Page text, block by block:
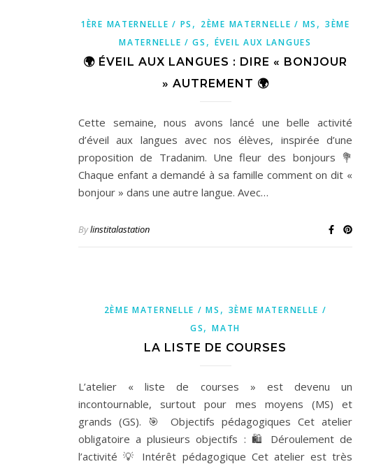
1ÈRE MATERNELLE / PS , 2ÈME MATERNELLE / MS ,3ÈME
MATERNELLE / GS , ÉVEIL AUX LANGUES
🌍 ÉVEIL AUX LANGUES : DIRE « BONJOUR
» AUTREMENT 🌍
Cette semaine, nous avons lancé une belle activité
d’éveil aux langues avec nos élèves, inspirée d’une
proposition de Tradanim. Une fleur des bonjours 💐
Chaque enfant a demandé à sa famille comment on dit «
bonjour » dans une autre langue. Avec…
Bylinstitalastation
2ÈME MATERNELLE / MS , 3ÈME MATERNELLE /
GS,MATH
LA LISTE DE COURSES
L’atelier « liste de courses » est devenu un
incontournable, surtout pour mes moyens (MS) et
grands (GS). 🎯 Objectifs pédagogiques Cet atelier
obligatoire a plusieurs objectifs : 🛍 Déroulement de
l’activité 💡 Intérêt pédagogique Cet atelier est très